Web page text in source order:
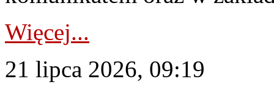
Więcej...
21 lipca 2026, 09:19